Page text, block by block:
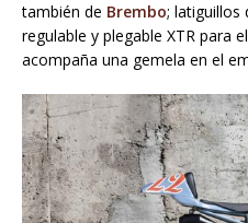
también de Brembo; latiguillos
regulable y plegable XTR para
acompaña una gemela en el